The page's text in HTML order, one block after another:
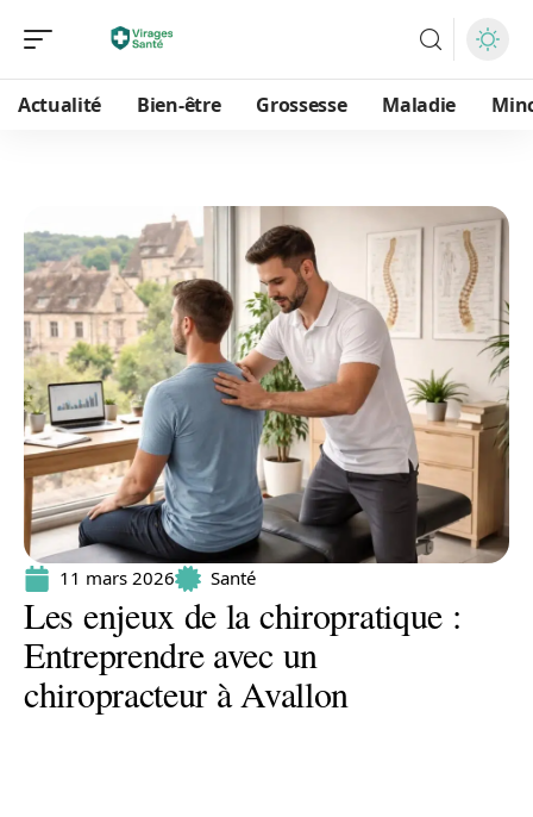
Actualité Bien-être Grossesse Maladie
11 mars 2026 Santé
Les enjeux de la chiropratique :
Entreprendre avec un
chiropracteur à Avallon